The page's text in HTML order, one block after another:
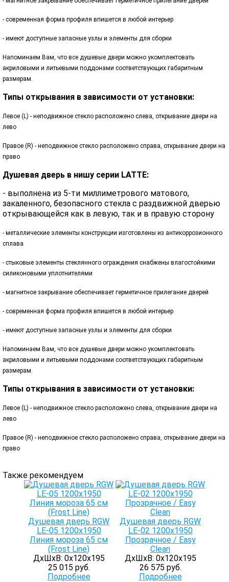
- современная форма профиля впишется в любой интерьер
- имеют доступные запасные узлы и элементы для сборки
Напоминаем Вам, что все душевые двери можно укомплектовать
акриловыми и литьевыми поддонами соответствующих габаритным
размерам.
Типы открывания в зависимости от установки:
Левое (L) - неподвижное стекло расположено слева, открывание двери на
лево
Правое (R) - неподвижное стекло расположено справа, открывание двери на
право
Душевая дверь в нишу серии LATTE:
- выполнена из 5-ти миллиметрового матового,
закаленного, безопасного стекла с раздвижной дверью
открывающейся как в левую, так и в правую сторону
- металлические элементы конструкции изготовлены из антикоррозионного
сплава
- стыковые элементы стеклянного ограждения снабжены влагостойкими
силиконовыми уплотнителями
- магнитное закрывание обеспечивает герметичное прилегание дверей
- современная форма профиля впишется в любой интерьер
- имеют доступные запасные узлы и элементы для сборки
Напоминаем Вам, что все душевые двери можно укомплектовать
акриловыми и литьевыми поддонами соответствующих габаритным
размерам.
Типы открывания в зависимости от установки:
Левое (L) - неподвижное стекло расположено слева, открывание двери на
лево
Правое (R) - неподвижное стекло расположено справа, открывание двери на
право
Также рекомендуем
Душевая дверь RGW
LE-05 1200х1950
Линия мороза 65 см
(Frost Line)
ДхШхВ: 0х120х195
25 015 руб.
Подробнее
Душевая дверь RGW
LE-02 1200х1950
Прозрачное / Easy
Clean
ДхШхВ: 0х120х195
26 575 руб.
Подробнее